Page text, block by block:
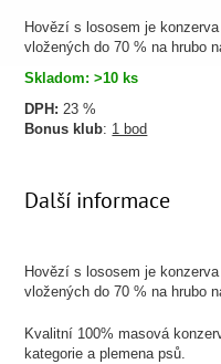
Hovězí s lososem je
vložených do 70 % na hrubo
Skladom: >10 ks
DPH: 23 %
Bonus klub: 1 bod
Další informace
Hovězí s lososem je
vložených do 70 % na hrubo
Kvalitní 100% masová
kategorie a plemena psů.